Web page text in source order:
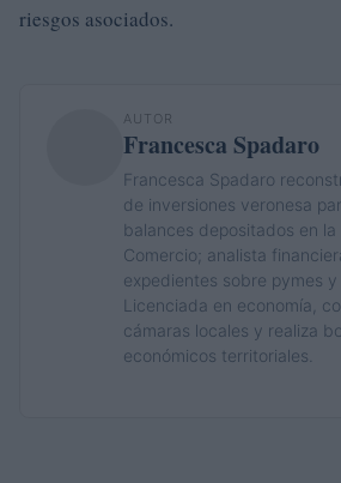
riesgos asociados.
AUTOR
Francesca Spadaro
Francesca Spadaro
de inversiones veronesa
balances depositados en la
Comercio; analista
expedientes sobre pymes y
Licenciada en economía,
cámaras locales y realiza
económicos territoriales.